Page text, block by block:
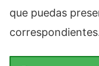
que puedas